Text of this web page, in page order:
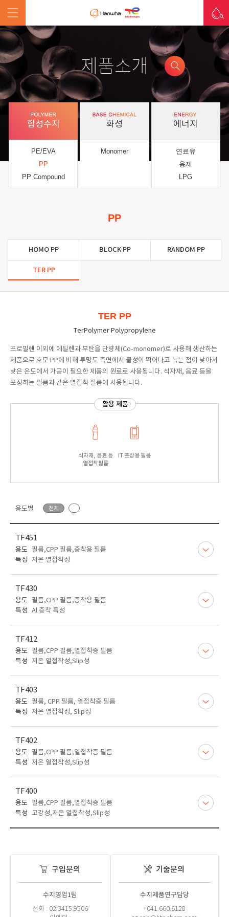
제품소개
합성수지
PE/EVA
PP
PP Compound
화성
Monomer
에너지
연료유
용제
LPG
PP
HOMO PP BLOCK PP RANDOM PP
TER PP
TER PP
TerPolymer Polypropylene
프로필렌 이외에 에틸렌과 부탄을 단량체(Co-monomer)로 사용해 생산하는
제품으로 호모 PP에 비해 투명도 측면에서 물성이 뛰어나고 녹는 점이 낮아서
낮은 온도에서 가공이 필요한 제품의 원료로 사용됩니다. 식자재, 음료 등을
포장하는 필름과 같은 열접착 필름에 사용됩니다.
활용 제품
식자재, 음료 등
열접착필름
IT 포장용 필름
용도별 전체
TF451
용도 필름,CPP 필름,증착용 필름
특성
저온 열접착성
TF430
용도 필름,CPP 필름,증착용 필름
특성 Al 증착 특성
TF412
용도 필름,CPP 필름,열접착증 필름
특성
저온 열접착성,Slip성
TF403
용도 필름, CPP 필름, 열접착증 필름
특성
저온 열접착성, Slip성
TF402
용도 필름,CPP 필름,열접착증 필름
특성
저온 열접착성,Slip성
TF400
용도 필름,CPP 필름,열접착증 필름
특성 고강성,저온 열접착성,Slip성
구입문의
수지영업1팀
전화 : 02.3415.9506
기술문의
수지제품연구담당
+041.660.6128